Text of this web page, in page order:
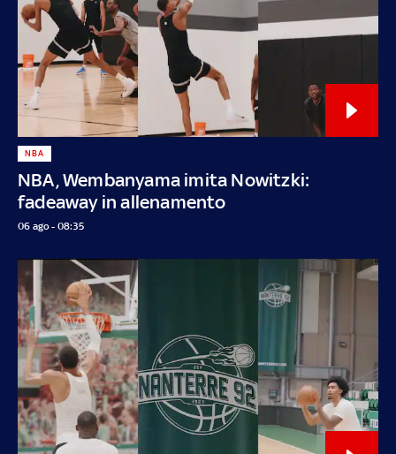
NBA, Wembanyama imita Nowitzki:
fadeaway in allenamento
NBA
06 ago - 08:35